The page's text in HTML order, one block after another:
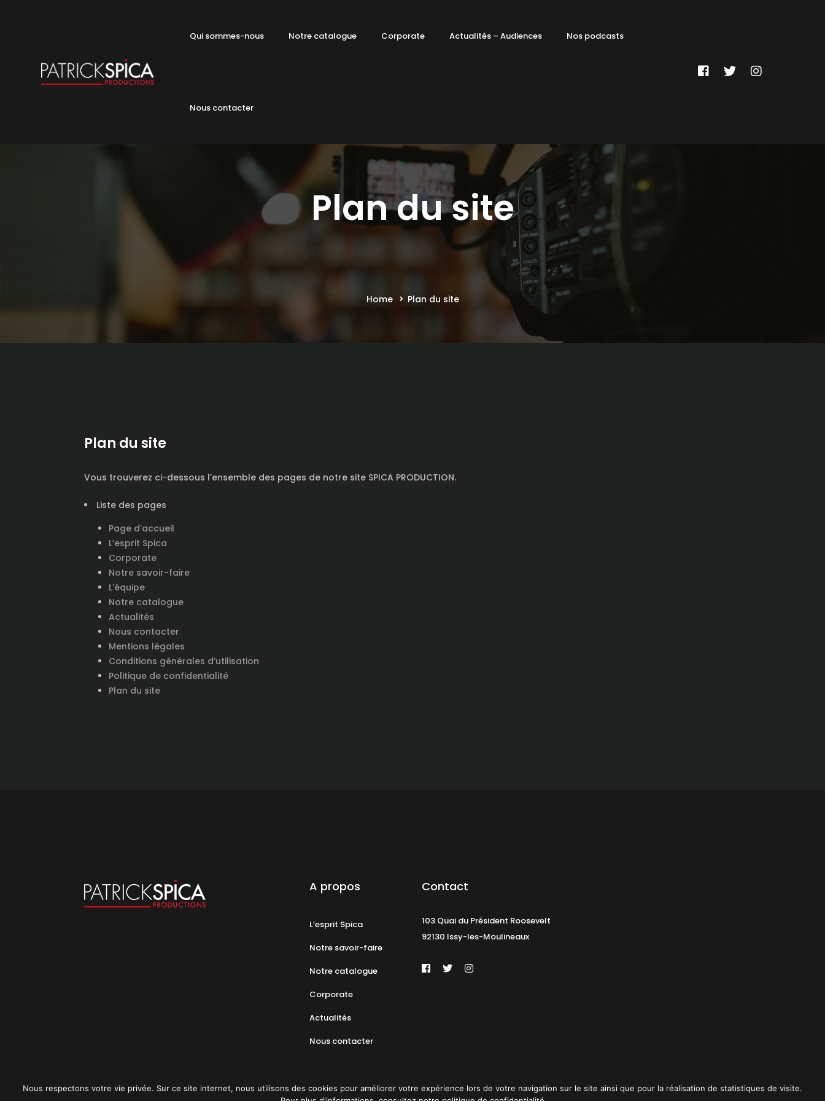
Qui sommes-nous Notre catalogue Corporate Actualités – Audiences Nos podcasts
Nous contacter
Plan du site
Home Plan du site
Plan du site
Vous trouverez ci-dessous l’ensemble des pages de notre site SPICA PRODUCTION.
Liste des pages
Page d’accueil
L’esprit Spica
Corporate
Notre savoir-faire
L’équipe
Notre catalogue
Actualités
Nous contacter
Mentions légales
Conditions générales d’utilisation
Politique de confidentialité
Plan du site
A propos
L’esprit Spica
Notre savoir-faire
Notre catalogue
Corporate
Actualités
Nous contacter
Contact
103 Quai du Président Roosevelt
92130 Issy-les-Moulineaux
Nous respectons votre vie privée. Sur ce site internet, nous utilisons des cookies pour améliorer votre expérience lors de votre navigation sur le site ainsi que pour la réalisation de statistiques de visite.